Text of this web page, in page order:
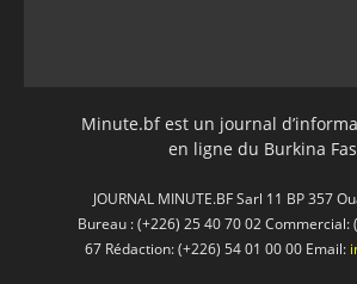
Minute.bf est un journal
en ligne du Burkina
JOURNAL MINUTE.BF Sarl 11 BP 357
Bureau : (+226) 25 40 70 02 Commercial:
67 Rédaction: (+226) 54 01 00 00 Email: